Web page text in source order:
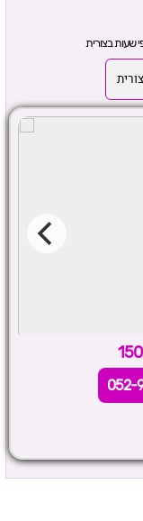
שעות בצורית
052-